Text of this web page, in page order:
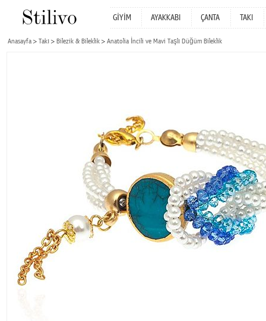
GİYİM AYAKKABI ÇANTA TAKI
Anasayfa Takı Bilezik & Bileklik Anatolia İncili ve Mavi Taşlı Düğüm Bileklik